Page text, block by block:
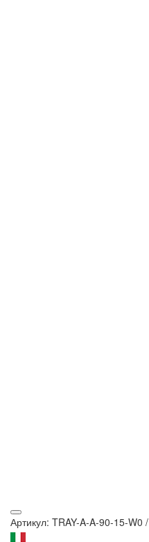
Артикул: TRAY-A-A-90-15-W0 /